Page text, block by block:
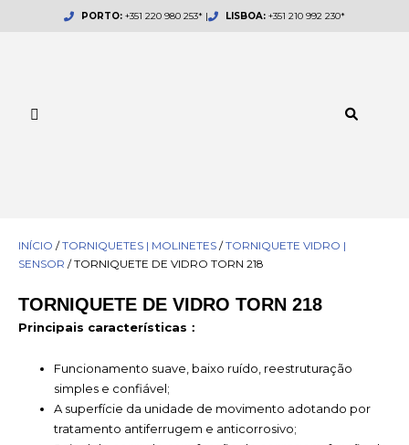
PORTO: +351 220 980 253* | LISBOA:+351 210 992 230*
INÍCIO /TORNIQUETES | MOLINETES /TORNIQUETE VIDRO |
SENSOR / TORNIQUETE DE VIDRO TORN 218
TORNIQUETE DE VIDRO TORN 218
Principais características：
Funcionamento suave, baixo ruído, reestruturação
simples e confiável;
A superfície da unidade de movimento adotando por
tratamento antiferrugem e anticorrosivo;